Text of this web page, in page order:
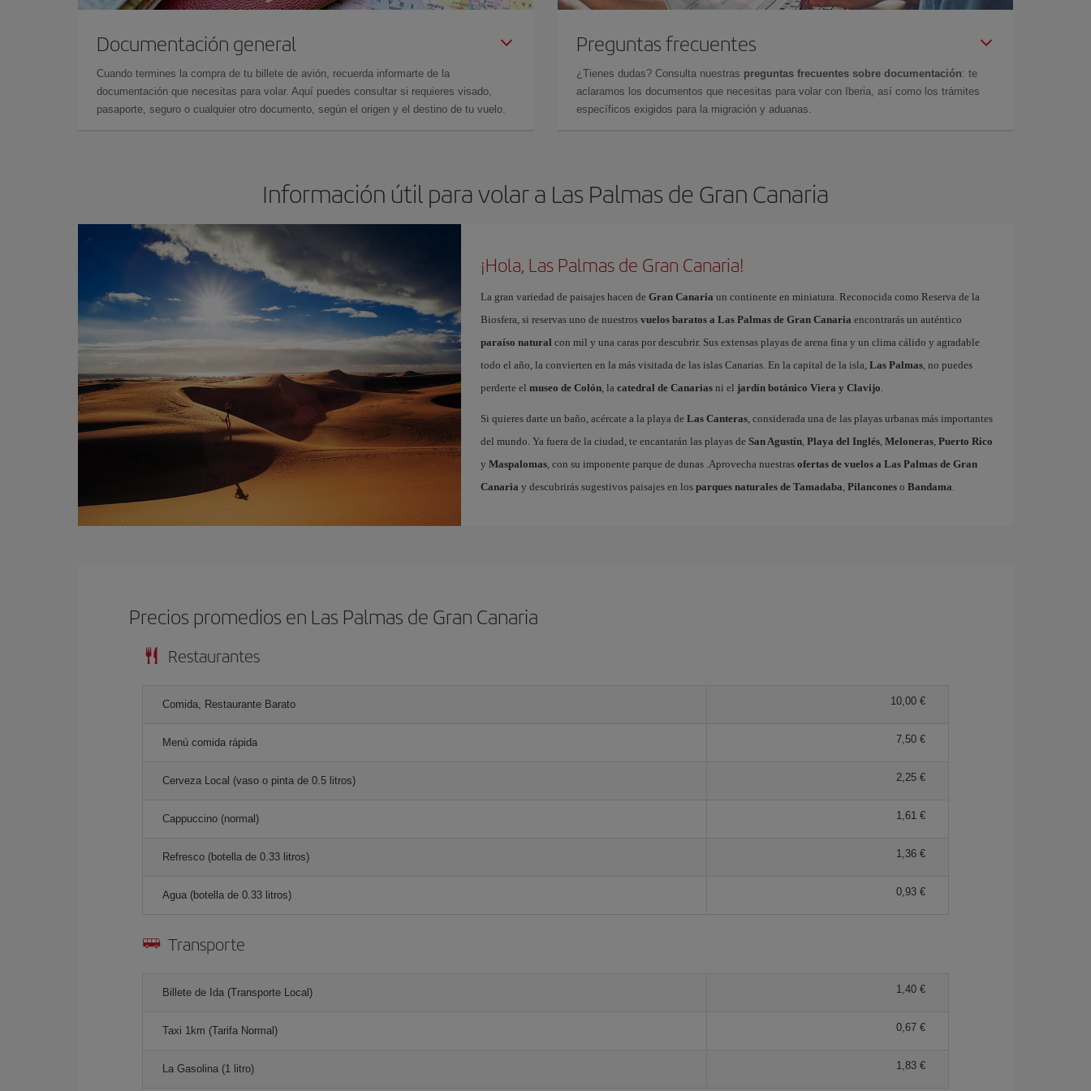
Documentación general
Cuando termines la compra de tu billete de avión, recuerda informarte de la
documentación que necesitas para volar. Aquí puedes consultar si requieres visado,
pasaporte, seguro o cualquier otro documento, según el origen y el destino de tu vuelo.
Preguntas frecuentes
¿Tienes dudas? Consulta nuestras preguntas frecuentes sobre documentación: te
aclaramos los documentos que necesitas para volar con Iberia, así como los trámites
específicos exigidos para la migración y aduanas.
Información útil para volar a Las Palmas de Gran Canaria
¡Hola, Las Palmas de Gran Canaria!
La gran variedad de paisajes hacen de Gran Canaria un continente en miniatura. Reconocida como Reserva de la
Biosfera, si reservas uno de nuestros vuelos baratos a Las Palmas de Gran Canaria encontrarás un auténtico
paraíso natural con mil y una caras por descubrir. Sus extensas playas de arena fina y un clima cálido y agradable
todo el año, la convierten en la más visitada de las islas Canarias. En la capital de la isla, Las Palmas, no puedes
perderte el museo de Colón, la catedral de Canariasni el jardín botánico Viera y Clavijo.
Si quieres darte un baño, acércate a la playa de Las Canteras, considerada una de las playas urbanas más importantes
del mundo. Ya fuera de la ciudad, te encantarán las playas de San Agustín, Playa del Inglés, Meloneras, Puerto Rico
y Maspalomas, con su imponente parque de dunas .Aprovecha nuestras ofertas de vuelos a Las Palmas de Gran
Canaria y descubrirás sugestivos paisajes en los parques naturales de Tamadaba, Pilanconeso Bandama.
Precios promedios en Las Palmas de Gran Canaria
Restaurantes
Comida, Restaurante Barato 10,00 €
Menú comida rápida 7,50 €
Cerveza Local (vaso o pinta de 0.5 litros) 2,25 €
Cappuccino (normal) 1,61 €
Refresco (botella de 0.33 litros) 1,36 €
Agua (botella de 0.33 litros) 0,93 €
Transporte
Billete de Ida (Transporte Local) 1,40 €
Taxi 1km (Tarifa Normal) 0,67 €
La Gasolina (1 litro) 1,83 €